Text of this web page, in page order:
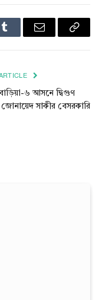
Tumblr Email
Copy
৬ আসনে দ্বিগুণ
সাকীর বেসরকারি